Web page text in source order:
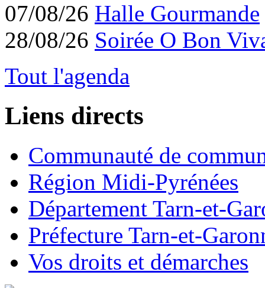
07/08/26 Halle Gourmande
28/08/26 Soirée O Bon
Tout l'agenda
Liens directs
Communauté de
Région Midi-Pyrénées
Département Tarn-et-
Préfecture Tarn-et-
Vos droits et démarches